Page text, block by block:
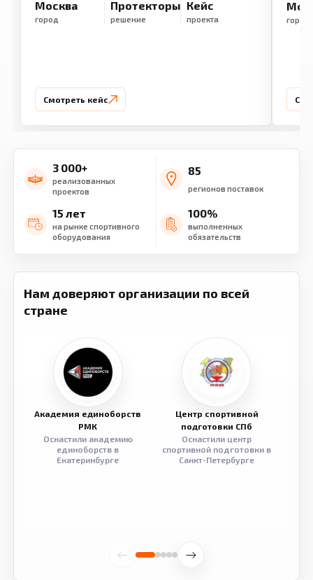
Москва
город
Протекторы
решение
Кейс
проекта
Смотреть кейс
город
3 000+
реализованных
проектов
85
регионов поставок
15 лет
на рынке спортивного
оборудования
100%
выполненных
обязательств
Нам доверяют организации по всей
стране
Академия единоборств
РМК
Оснастили академию
единоборств в
Екатеринбурге
Центр спортивной
подготовки СПб
Оснастили центр
спортивной подготовки в
Санкт-Петербурге